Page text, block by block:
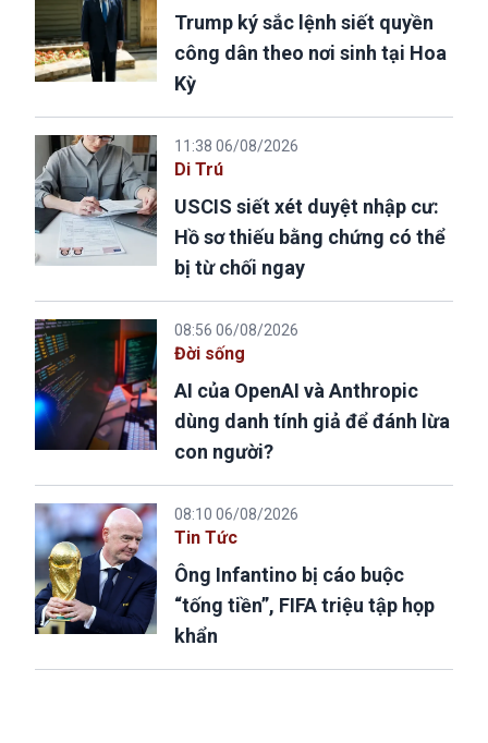
Trump ký sắc lệnh siết quyền
công dân theo nơi sinh tại Hoa
Kỳ
11:38 06/08/2026
Di Trú
USCIS siết xét duyệt nhập cư:
Hồ sơ thiếu bằng chứng có thể
bị từ chối ngay
08:56 06/08/2026
Đời sống
AI của OpenAI và Anthropic
dùng danh tính giả để đánh lừa
con người?
08:10 06/08/2026
Tin Tức
Ông Infantino bị cáo buộc
“tống tiền”, FIFA triệu tập họp
khẩn